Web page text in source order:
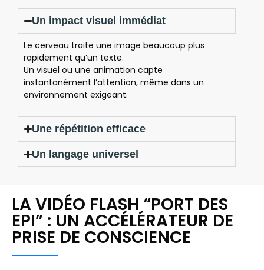
Un impact visuel immédiat
Le cerveau traite une image beaucoup plus
rapidement qu’un texte.
Un visuel ou une animation capte
instantanément l’attention, même dans un
environnement exigeant.
Une répétition efficace
Un langage universel
LA VIDÉO FLASH “PORT DES
EPI” : UN ACCÉLÉRATEUR DE
PRISE DE CONSCIENCE